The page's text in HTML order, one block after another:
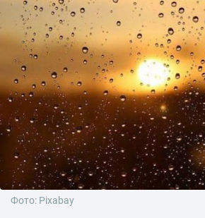
Фото: Pixabay